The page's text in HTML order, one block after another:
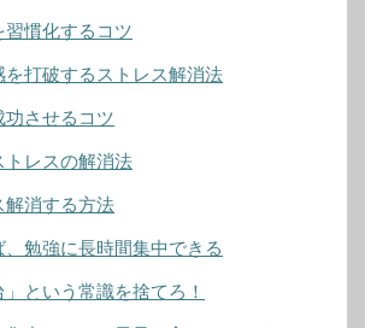
慣化するコツ
打破するストレス解消法
功させるコツ
レスの解消法
解消する方法
、勉強に長時間集中できる
」という常識を捨てろ！